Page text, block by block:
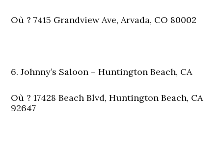
Où ? 7415 Grandview Ave, Arvada, CO 80002
6. Johnny’s Saloon – Huntington Beach, CA
Où ? 17428 Beach Blvd, Huntington Beach, CA
92647